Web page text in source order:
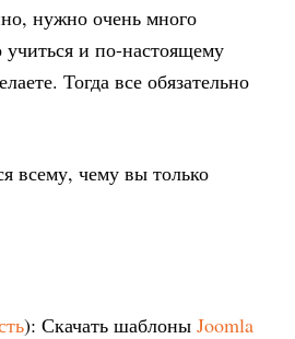
нужно очень много
учиться и по-настоящему
Тогда все обязательно
всему, чему вы только
): Скачать шаблоныJoomla